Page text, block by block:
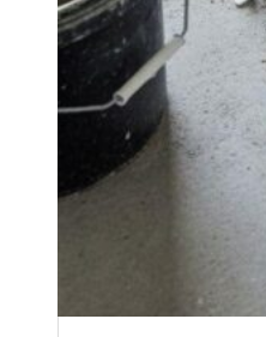
Trụ sở:Số nhà 59,
Nam.
Showroom + Văn
Showroom 2: